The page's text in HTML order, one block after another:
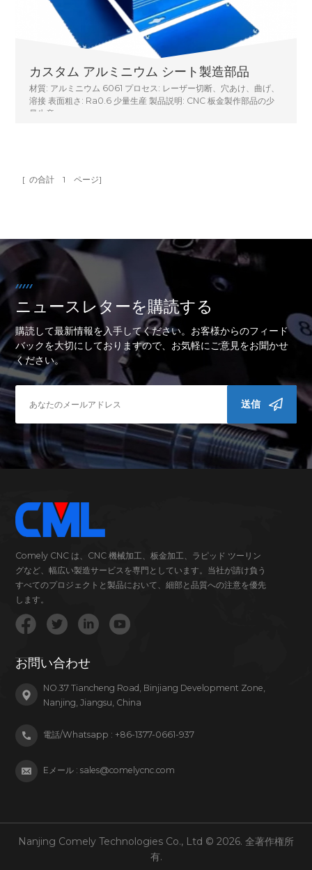
カスタム アルミニウム シート製造部品
材質: アルミニウム 6061 プロセス: レーザー切断、穴あけ、曲げ、
溶接 表面粗さ: Ra0.6 少量生産 製品説明: CNC 板金製作部品の少
量生産
[ の合計 1 ページ]
ニュースレターを購読する
購読して最新情報を入手してください。お客様からのフィード
バックを大切にしておりますので、お気軽にご意見をお聞かせ
ください。
送信
Comely CNC は、CNC 機械加工、板金加工、ラピッド ツーリン
グなど、幅広い製造サービスを専門としています。当社が請け負う
すべてのプロジェクトと製品において、細部と品質への注意を優先
します。
お問い合わせ
NO.37 Tiancheng Road, Binjiang Development Zone,
Nanjing, Jiangsu, China
電話/Whatsapp : +86-1377-0661-937
Eメール :sales@comelycnc.com
Nanjing Comely Technologies Co., Ltd © 2026. 全著作権所
有.